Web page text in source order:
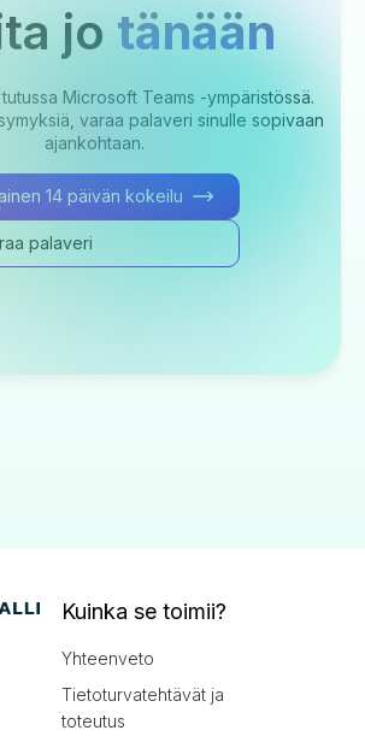
jo tänään
Microsoft Teams -ympäristössä.
varaa palaveri sinulle sopivaan
ajankohtaan.
14 päivän kokeilu
palaveri
Kuinka se toimii?
Yhteenveto
Tietoturvatehtävät ja
toteutus